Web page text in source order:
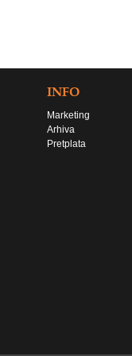
INFO
Marketing
Arhiva
Pretplata